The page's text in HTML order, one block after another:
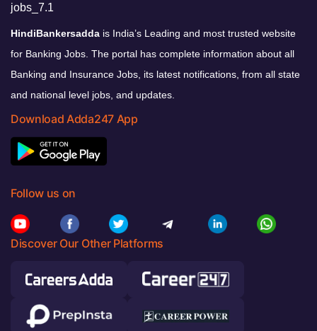
HindiBankersadda is India’s Leading and most trusted website
for Banking Jobs. The portal has complete information about all
Banking and Insurance Jobs, its latest notifications, from all state
and national level jobs, and updates.
Download Adda247 App
Follow us on
Discover Our Other Platforms